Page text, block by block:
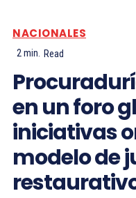
NACIONALES
2min. Read
en un foro
iniciativas
modelo de